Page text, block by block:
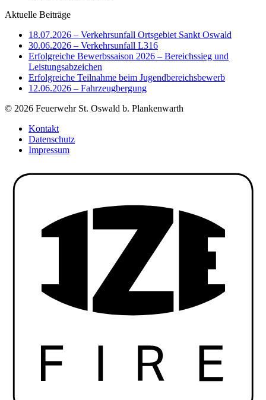
Aktuelle Beiträge
18.07.2026 – Verkehrsunfall Ortsgebiet Sankt Oswald
30.06.2026 – Verkehrsunfall L316
Erfolgreiche Bewerbssaison 2026 – Bereichssieg und
Leistungsabzeichen
Erfolgreiche Teilnahme beim Jugendbereichsbewerb
12.06.2026 – Fahrzeugbergung
© 2026 Feuerwehr St. Oswald b. Plankenwarth
Kontakt
Datenschutz
Impressum